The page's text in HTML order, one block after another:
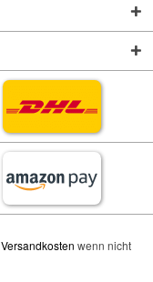
Versandkosten wenn nicht